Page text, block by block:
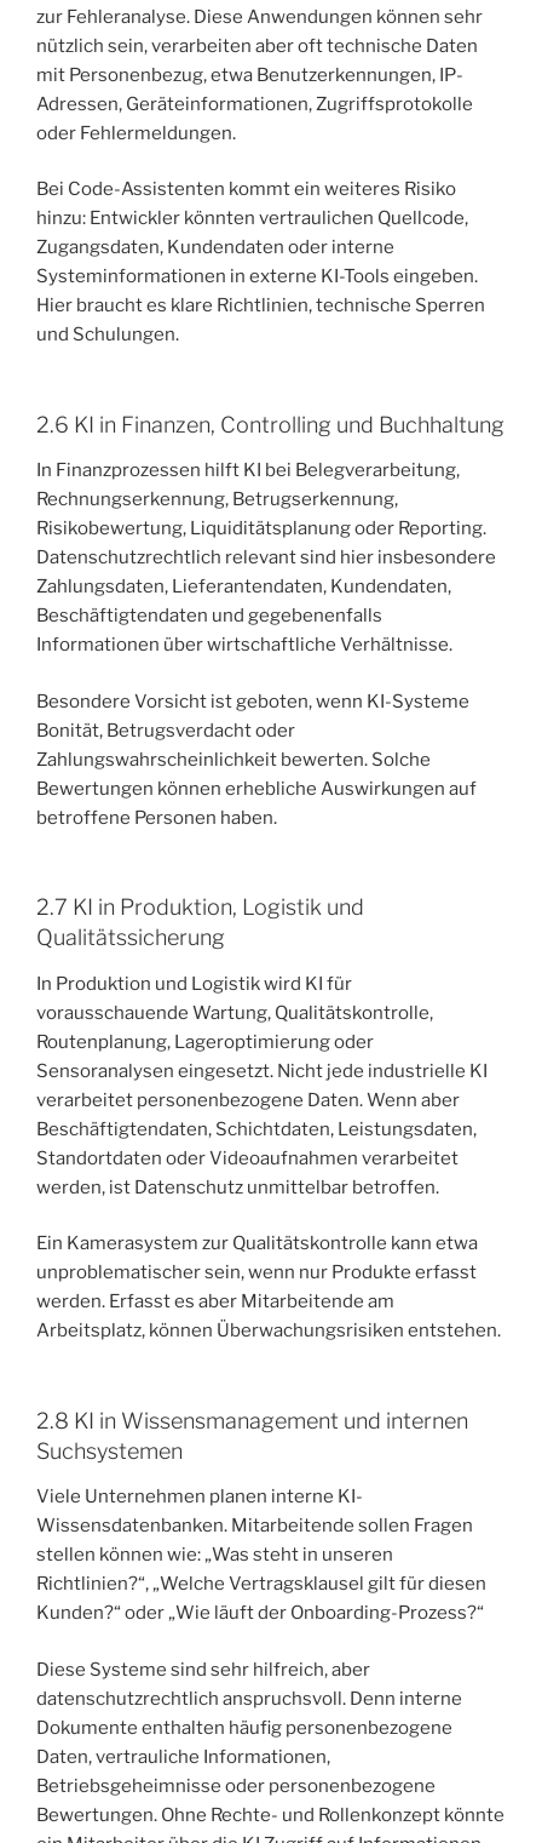
zur Fehleranalyse. Diese Anwendungen können sehr
nützlich sein, verarbeiten aber oft technische Daten
mit Personenbezug, etwa Benutzerkennungen, IP-
Adressen, Geräteinformationen, Zugriffsprotokolle
oder Fehlermeldungen.
Bei Code-Assistenten kommt ein weiteres Risiko
hinzu: Entwickler könnten vertraulichen Quellcode,
Zugangsdaten, Kundendaten oder interne
Systeminformationen in externe KI-Tools eingeben.
Hier braucht es klare Richtlinien, technische Sperren
und Schulungen.
2.6 KI in Finanzen, Controlling und Buchhaltung
In Finanzprozessen hilft KI bei Belegverarbeitung,
Rechnungserkennung, Betrugserkennung,
Risikobewertung, Liquiditätsplanung oder Reporting.
Datenschutzrechtlich relevant sind hier insbesondere
Zahlungsdaten, Lieferantendaten, Kundendaten,
Beschäftigtendaten und gegebenenfalls
Informationen über wirtschaftliche Verhältnisse.
Besondere Vorsicht ist geboten, wenn KI-Systeme
Bonität, Betrugsverdacht oder
Zahlungswahrscheinlichkeit bewerten. Solche
Bewertungen können erhebliche Auswirkungen auf
betroffene Personen haben.
2.7 KI in Produktion, Logistik und
Qualitätssicherung
In Produktion und Logistik wird KI für
vorausschauende Wartung, Qualitätskontrolle,
Routenplanung, Lageroptimierung oder
Sensoranalysen eingesetzt. Nicht jede industrielle KI
verarbeitet personenbezogene Daten. Wenn aber
Beschäftigtendaten, Schichtdaten, Leistungsdaten,
Standortdaten oder Videoaufnahmen verarbeitet
werden, ist Datenschutz unmittelbar betroffen.
Ein Kamerasystem zur Qualitätskontrolle kann etwa
unproblematischer sein, wenn nur Produkte erfasst
werden. Erfasst es aber Mitarbeitende am
Arbeitsplatz, können Überwachungsrisiken entstehen.
2.8 KI in Wissensmanagement und internen
Suchsystemen
Viele Unternehmen planen interne KI-
Wissensdatenbanken. Mitarbeitende sollen Fragen
stellen können wie: „Was steht in unseren
Richtlinien?“, „Welche Vertragsklausel gilt für diesen
Kunden?“ oder „Wie läuft der Onboarding-Prozess?“
Diese Systeme sind sehr hilfreich, aber
datenschutzrechtlich anspruchsvoll. Denn interne
Dokumente enthalten häufig personenbezogene
Daten, vertrauliche Informationen,
Betriebsgeheimnisse oder personenbezogene
Bewertungen. Ohne Rechte- und Rollenkonzept könnte